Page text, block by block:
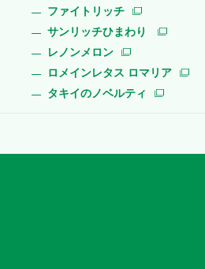
ファイトリッチ
サンリッチひまわり
レノンメロン
ロメインレタス ロマリア
タキイのノベルティ